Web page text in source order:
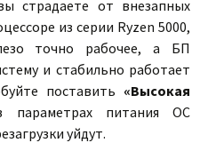
страдаете от внезапных
из серии Ryzen 5000,
точно рабочее, а БП
и стабильно работает
поставить «Высокая
параметрах питания ОС
уйдут.